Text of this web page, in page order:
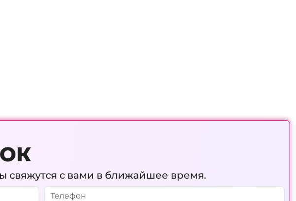
свяжутся с вами в ближайшее время.